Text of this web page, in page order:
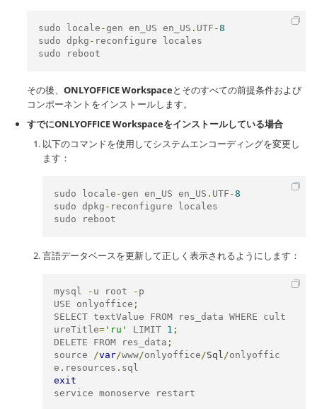
sudo locale -gen en_US en_US . UTF -8
sudo dpkg - reconfigure locales
sudo reboot
その後、 ONLYOFFICE Workspaceとそのすべての前提条件および
コンポーネントをインストールします。
すでにONLYOFFICE Workspaceをインストールしている場合
以下のコマンドを使用してシステムエンコーディングを変更し
ます：
sudo locale -gen en_US en_US . UTF -8
sudo dpkg - reconfigure locales
sudo reboot
言語データベースを更新して正しく表示されるようにします：
mysql - u root - p
USE onlyoffice ;
SELECT textValue FROM res_data WHERE cult
ureTitle= 'ru' LIMIT 1 ;
DELETE FROM res_data ;
source /var/www/onlyoffice/Sql/onlyoffic
e . resources .
exit
service monoserve restart